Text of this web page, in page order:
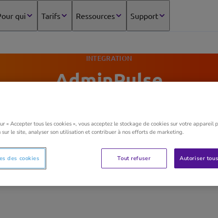
qui Tarifs Ressources Support
AdminPulse
INTEGRATION
cette connexion?
en ligne de gestion de cabinet comptable. La
« Accepter tous les cookies », vous acceptez le stockage de cookies sur votre appareil
le site, analyser son utilisation et contribuer à nos efforts de marketing.
Tout refuser Autoriser
des cookies